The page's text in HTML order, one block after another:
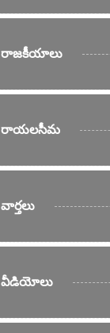
రాజకీయాలు
రాయలసీమ
వార్తలు
వీడియోలు